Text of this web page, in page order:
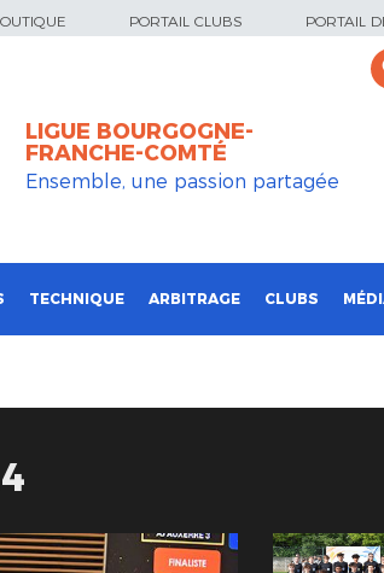
PORTAIL CLUBS PORTAIL
LIGUE BOURGOGNE-
FRANCHE-COMTÉ
Ensemble, une passion partagée
TECHNIQUE ARBITRAGE CLUBS